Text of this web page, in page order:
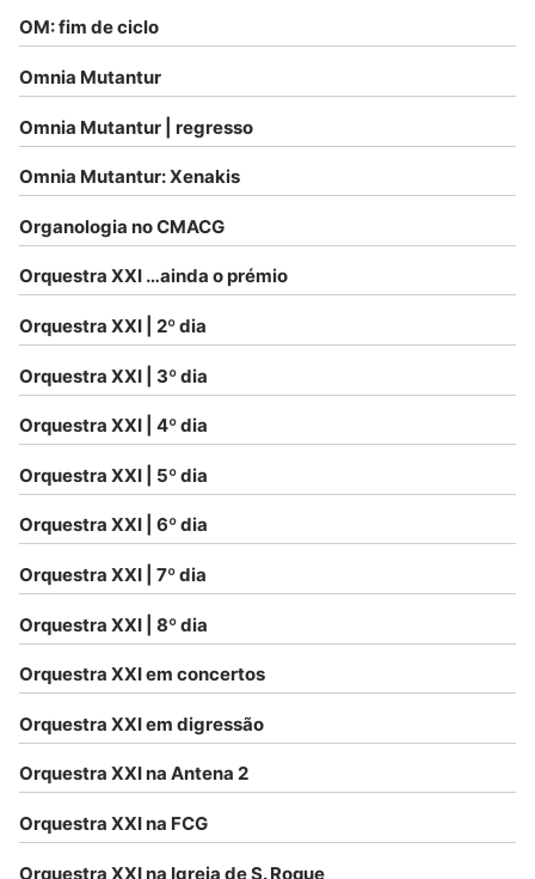
OM: fim de ciclo
Omnia Mutantur
Omnia Mutantur | regresso
Omnia Mutantur: Xenakis
Organologia no CMACG
Orquestra XXI …ainda o prémio
Orquestra XXI | 2º dia
Orquestra XXI | 3º dia
Orquestra XXI | 4º dia
Orquestra XXI | 5º dia
Orquestra XXI | 6º dia
Orquestra XXI | 7º dia
Orquestra XXI | 8º dia
Orquestra XXI em concertos
Orquestra XXI em digressão
Orquestra XXI na Antena 2
Orquestra XXI na FCG
Orquestra XXI na Igreja de S. Roque